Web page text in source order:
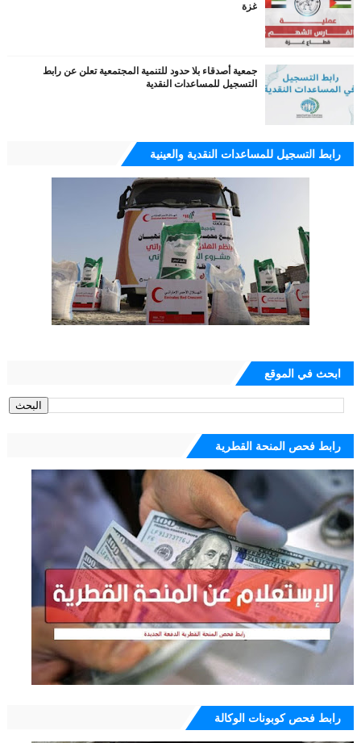
غزة
جمعية أصدقاء بلا حدود للتنمية المجتمعية تعلن عن رابط
التسجيل للمساعدات النقدية
رابط التسجيل للمساعدات النقدية والعينية
ابحث في الموقع
رابط فحص المنحة القطرية
رابط فحص كوبونات الوكالة